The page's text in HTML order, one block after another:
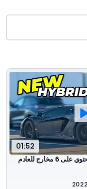
01:52
مخارج للعادم